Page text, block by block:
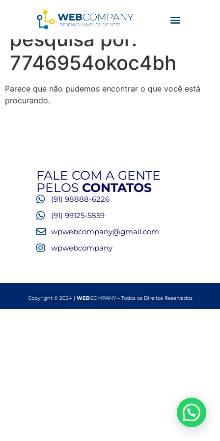
Resultados da
pesquisa por:
7746954okoc4bh
Parece que não pudemos encontrar o que você está
procurando.
FALE COM A GENTE
PELOS CONTATOS
(91) 98888-6226
(91) 99125-5859
wpwebcompany@gmail.com
wpwebcompany
Copyright © 2024 | WEBCOMPANY – Todos os Direitos Reservados